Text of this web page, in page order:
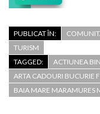
PUBLICAT ÎN:
TURISM
TAGGED:
ACTIUNEA
ARTA CADOURI BUCURIE
BAIA MARE MARAMURES